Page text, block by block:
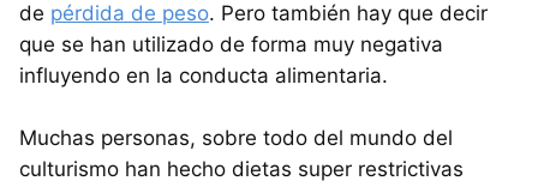
de pérdida de peso. Pero también hay que decir
que se han utilizado de forma muy negativa
influyendo en la conducta alimentaria.
Muchas personas, sobre todo del mundo del
culturismo han hecho dietas super restrictivas